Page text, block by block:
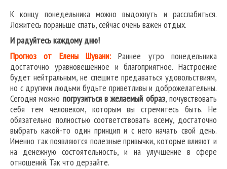
К концу понедельника можно выдохнуть и расслабиться.
Ложитесь пораньше спать, сейчас очень важен отдых.
И радуйтесь каждому дню!
Прогноз от Елены Шувани:Раннее утро понедельника
достаточно уравновешенное и благоприятное. Настроение
будет нейтральным, не спешите предаваться удовольствиям,
но с другими людьми будьте приветливы и доброжелательны.
Сегодня можно погрузиться в желаемый образ, почувствовать
себя тем человеком, которым вы стремитесь быть. Не
обязательно полностью соответствовать всему, достаточно
выбрать какой-то один принцип и с него начать свой день.
Именно так появляются полезные привычки, которые влияют и
на денежную состоятельность, и на улучшение в сфере
отношений. Так что дерзайте.